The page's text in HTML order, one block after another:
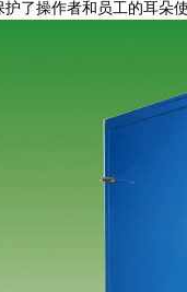
了操作者和员工的耳